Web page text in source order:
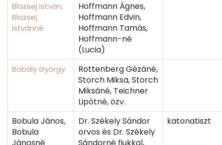
Blazsej István,
Blazsej
Istvánné
Hoffmann Ágnes,
Hoffmann Edvin,
Hoffmann Tamás,
Hoffmann-né
(Lucia)
Bobály György
Rottenberg Gézáné,
Storch Miksa, Storch
Miksáné, Teichner
Lipótné, özv.
Bobula János,
Bobula
Dr. Székely Sándor
orvos és Dr. Székely
katonatiszt